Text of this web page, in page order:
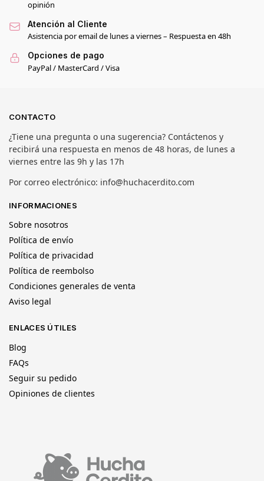
opinión
Atención al Cliente
Asistencia por email de lunes a viernes – Respuesta en 48h
Opciones de pago
PayPal / MasterCard / Visa
CONTACTO
¿Tiene una pregunta o una sugerencia? Contáctenos y
recibirá una respuesta en menos de 48 horas, de lunes a
viernes entre las 9h y las 17h
Por correo electrónico: info@huchacerdito.com
INFORMACIONES
Sobre nosotros
Política de envío
Política de privacidad
Política de reembolso
Condiciones generales de venta
Aviso legal
ENLACES ÚTILES
Blog
FAQs
Seguir su pedido
Opiniones de clientes